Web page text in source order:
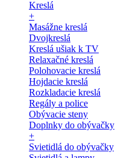
Kreslá
+
Masážne kreslá
Dvojkreslá
Kreslá ušiak k TV
Relaxačné kreslá
Polohovacie kreslá
Hojdacie kreslá
Rozkladacie kreslá
Regály a police
Obývacie steny
Doplnky do obývačky
+
Svietidlá do obývačky